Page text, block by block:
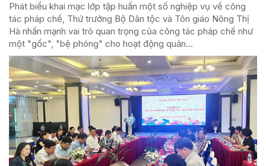
Phát biểu khai mạc lớp tập huấn một số nghiệp vụ về công
tác pháp chế, Thứ trưởng Bộ Dân tộc và Tôn giáo Nông Thị
Hà nhấn mạnh vai trò quan trọng của công tác pháp chế như
một "gốc", "bệ phóng" cho hoạt động quản...